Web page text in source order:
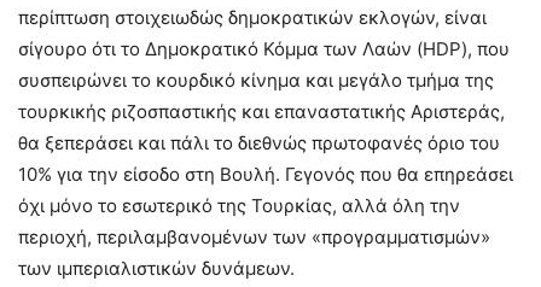
περίπτωση στοιχειωδώς δημοκρατικών εκλογών, είναι
σίγουρο ότι το Δημοκρατικό Κόμμα των Λαών (HDP), που
συσπειρώνει το κουρδικό κίνημα και μεγάλο τμήμα της
τουρκικής ριζοσπαστικής και επαναστατικής Αριστεράς,
θα ξεπεράσει και πάλι το διεθνώς πρωτοφανές όριο του
10% για την είσοδο στη Βουλή. Γεγονός που θα επηρεάσει
όχι μόνο το εσωτερικό της Τουρκίας, αλλά όλη την
περιοχή, περιλαμβανομένων των «προγραμματισμών»
των ιμπεριαλιστικών δυνάμεων.